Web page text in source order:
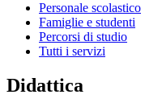
Personale scolastico
Famiglie e studenti
Percorsi di studio
Tutti i servizi
Didattica